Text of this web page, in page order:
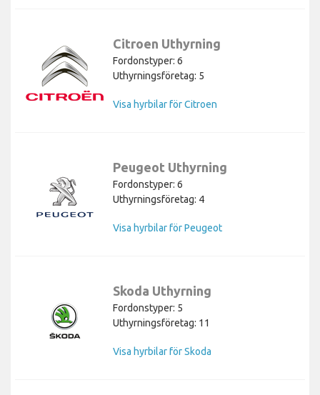
Citroen Uthyrning
Fordonstyper: 6
Uthyrningsföretag: 5
Visa hyrbilar för Citroen
Peugeot Uthyrning
Fordonstyper: 6
Uthyrningsföretag: 4
Visa hyrbilar för Peugeot
Skoda Uthyrning
Fordonstyper: 5
Uthyrningsföretag: 11
Visa hyrbilar för Skoda